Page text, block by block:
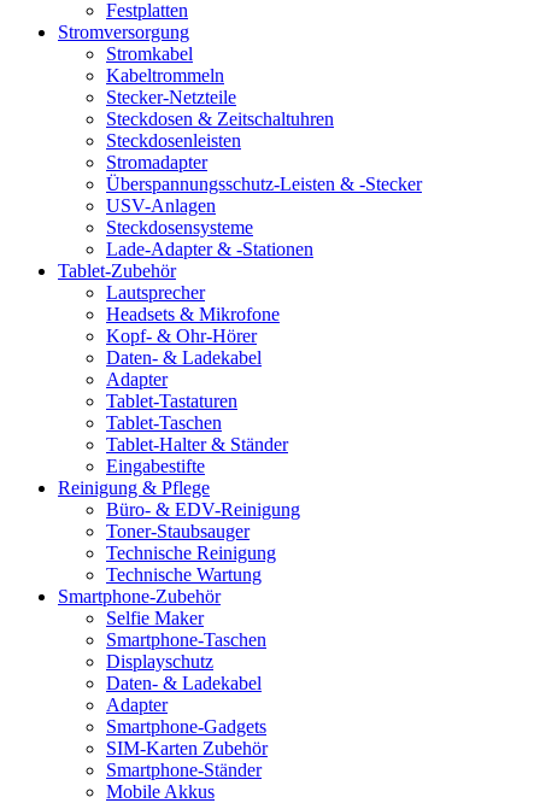
Festplatten
Stromversorgung
Stromkabel
Kabeltrommeln
Stecker-Netzteile
Steckdosen & Zeitschaltuhren
Steckdosenleisten
Stromadapter
Überspannungsschutz-Leisten & -Stecker
USV-Anlagen
Steckdosensysteme
Lade-Adapter & -Stationen
Tablet-Zubehör
Lautsprecher
Headsets & Mikrofone
Kopf- & Ohr-Hörer
Daten- & Ladekabel
Adapter
Tablet-Tastaturen
Tablet-Taschen
Tablet-Halter & Ständer
Eingabestifte
Reinigung & Pflege
Büro- & EDV-Reinigung
Toner-Staubsauger
Technische Reinigung
Technische Wartung
Smartphone-Zubehör
Selfie Maker
Smartphone-Taschen
Displayschutz
Daten- & Ladekabel
Adapter
Smartphone-Gadgets
SIM-Karten Zubehör
Smartphone-Ständer
Mobile Akkus